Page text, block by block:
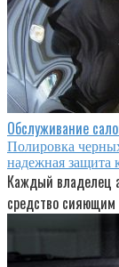
Обслуживание
Полировка
надежная защита
Каждый владелец
средство сияющим